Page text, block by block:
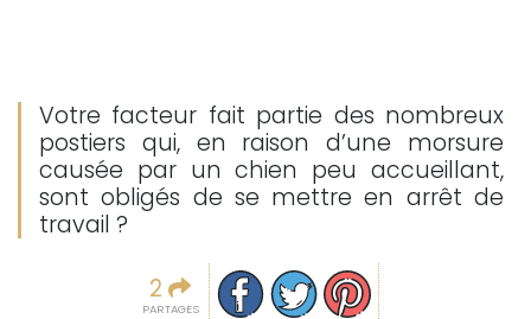
Votre facteur fait partie des nombreux
postiers qui, en raison d’une morsure
causée par un chien peu accueillant,
sont obligés de se mettre en arrêt de
travail ?
2
PARTAGES
Partager sur facebook
Partager sur Twitter
Epingler sur Pinterest